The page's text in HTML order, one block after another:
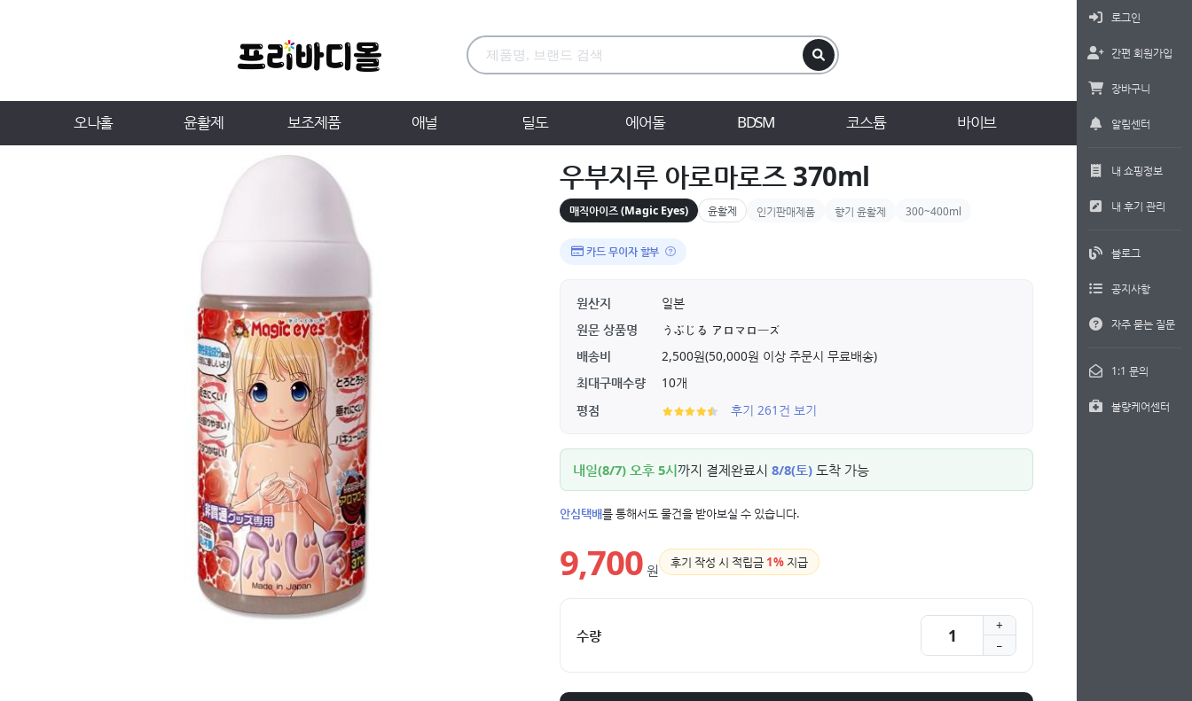
오나홀 윤활제 보조제품 애널 딜도 에어돌 BDSM 코스튬 바이브
로그인
간편 회원가입
장바구니
알림센터
내 쇼핑정보
내 후기 관리
블로그
공지사항
자주 묻는 질문
1:1 문의
불량케어센터
우부지루 아로마로즈 370ml
매직아이즈 (Magic Eyes) 윤활제 인기판매제품 향기 윤활제 300~400ml
카드 무이자 할부
원산지
일본
원문 상품명
うぶじる アロマローズ
배송비
2,500원(50,000원 이상 주문시 무료배송)
최대구매수량
10개
평점
후기 261건 보기
내일(8/7) 오후 5시까지 결제완료시 8/8(토) 도착 가능
안심택배를 통해서도 물건을 받아보실 수 있습니다.
9,700 원 후기 작성 시 적립금 1% 지급
수량